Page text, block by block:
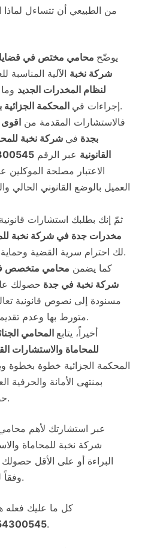
من الطبيعي أن تتساءل لماذا
يوضّح محامي مختص في
شركة نخبة الآلية المناسبة
لنظام المخدرات الجديد
إجراءات في المحكمة الجزائية
بحسب نوعها.
فالاستشارات المقدمة من
بجدة في شركة نخبة
القانونية عبر الرقم
الاعتبار مصلحة
العميل بالوضع القانوني الحالي
ثمّ إنك بطلبك استشارات
مخدرات جدة في شركة نخبة
لك احترام سرية القضية وحماية خصوصية الموكل.
كما يضمن محامي متخصص
شركة نخبة في جدة حصولك
مسنودة إلى نصوص قانونية
متورط بها وعدم تقديمها بشكل عشوائي.
أخيراً، يتابع المحامي
للمحاماة والاستشارات
المحكمة الجزائية خطوة بخطوة
بمنتهى الأمانة والحرفية
حصوله على البراءة.
عبر استشارتك لأهم
شركة نخبة للمحاماة
البراءة أو على الأقل
وفقاً لجريمة المخدرات المرتكبة.
كل ما عليك فعله
.